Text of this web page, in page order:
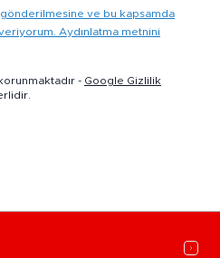
ve bu kapsamda
Aydınlatma metnini
- Google Gizlilik